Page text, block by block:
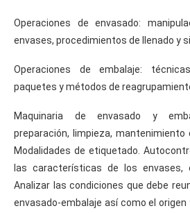
Operaciones de envasado:
envases, procedimientos de llenado y
Operaciones de embalaje:
paquetes y métodos de
Maquinaria de envasado y
preparación, limpieza, mantenimiento
Modalidades de etiquetado.
las características de los envases,
Analizar las condiciones que debe
envasado-embalaje así como el